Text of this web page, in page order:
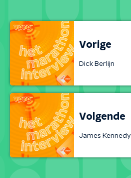
Vorige
Dick Berlijn
Volgende
James Kennedy